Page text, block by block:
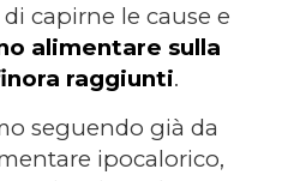
capirne le cause e
alimentare sulla
raggiunti.
seguendo già da
ipocalorico,